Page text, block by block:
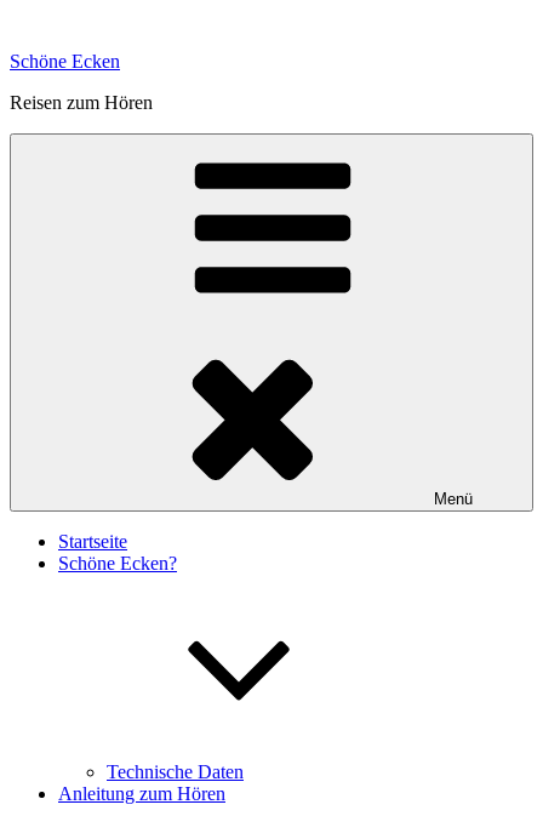
springen
Schöne Ecken
Reisen zum Hören
Menü
Startseite
Schöne Ecken?
Technische Daten
Anleitung zum Hören